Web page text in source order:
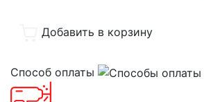
Добавить в корзину
Способ оплаты